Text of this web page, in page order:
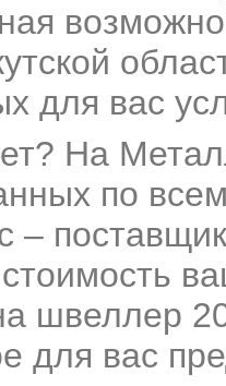
для вас
На
по
–
швеллер
для вас